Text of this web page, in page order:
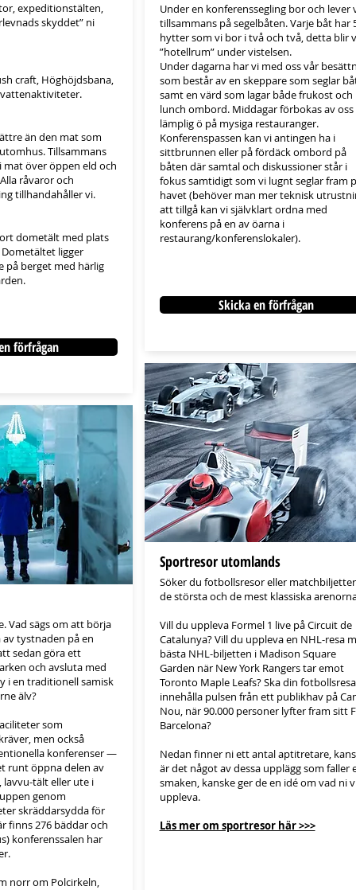
expeditionstälten,
skyddet” ni
craft, Höghöjdsbana,
än den mat som
Tillsammans
mat över öppen eld och
råvaror och
tillhandahåller vi.
dometält med plats
ligger
på berget med härlig
förfrågan
Vad sägs om att börja
tystnaden på en
sedan göra ett
och avsluta med
i en traditionell samisk
älv?
som
men också
konferenser —
runt öppna delen av
lavvu-tält eller ute i
genom
skräddarsydda för
finns 276 bäddar och
konferenssalen har
norr om Polcirkeln,
Under en konferenssegling bor och lever
tillsammans på segelbåten. Varje båt har
hytter som vi bor i två och två, detta blir
”hotellrum” under vistelsen.
Under dagarna har vi med oss vår
som består av en skeppare som seglar
samt en värd som lagar både frukost och
lunch ombord. Middagar förbokas av oss
lämplig ö på mysiga restauranger.
Konferenspassen kan vi antingen ha i
sittbrunnen eller på fördäck ombord på
båten där samtal och diskussioner står i
fokus samtidigt som vi lugnt seglar fram
havet (behöver man mer teknisk
att tillgå kan vi självklart ordna med
konferens på en av öarna i
restaurang/konferenslokaler).
Skicka en förfrågan
Sportresor utomlands
Söker du fotbollsresor eller
de största och de mest klassiska
Vill du uppleva Formel 1 live på Circuit de
Catalunya? Vill du uppleva en NHL-resa
bästa NHL-biljetten i Madison Square
Garden när New York Rangers tar emot
Toronto Maple Leafs? Ska din fotbollsresa
innehålla pulsen från ett publikhav på
Nou, när 90.000 personer lyfter fram sitt
Barcelona?
Nedan finner ni ett antal aptitretare,
är det något av dessa upplägg som faller
smaken, kanske ger de en idé om vad ni
uppleva.
Läs mer om sportresor här >>>